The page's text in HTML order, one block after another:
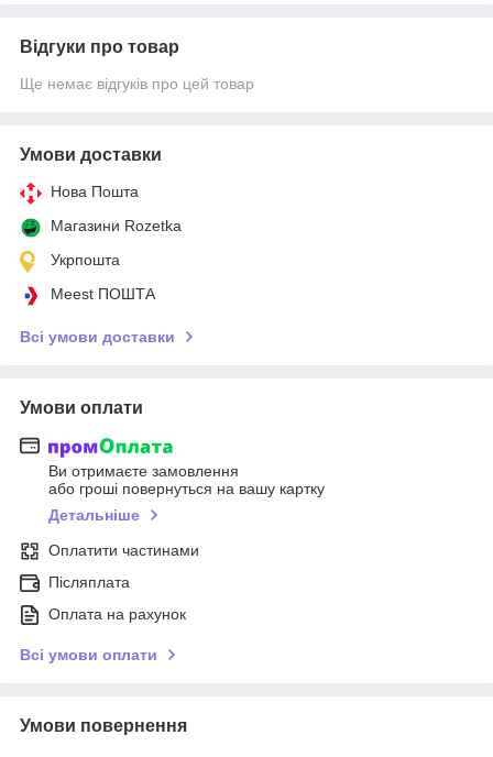
Відгуки про товар
Ще немає відгуків про цей товар
Умови доставки
Нова Пошта
Магазини Rozetka
Укрпошта
Meest ПОШТА
Всі умови доставки
Умови оплати
Ви отримаєте замовлення
або гроші повернуться на вашу картку
Детальніше
Оплатити частинами
Післяплата
Оплата на рахунок
Всі умови оплати
Умови повернення